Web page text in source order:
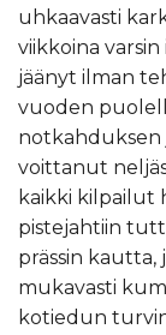
uhkaavasti
viikkoina
jäänyt ilman
vuoden
notkahduksen
voittanut
kaikki kilpailut
pistejahtiin
prässin
mukavasti
kotiedun